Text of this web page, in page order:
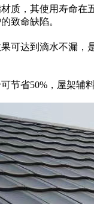
质，其使用寿命
致命缺陷。
可达到滴水不漏
节省50%，屋架辅